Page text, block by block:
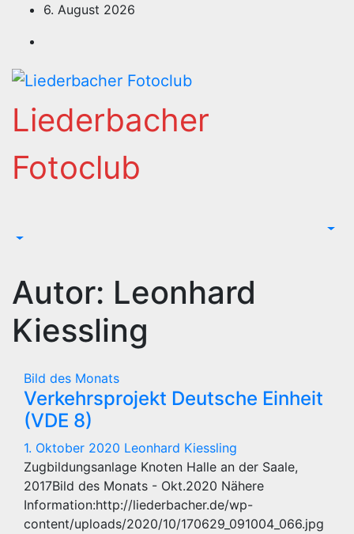
springen
6. August 2026
Liederbacher
Fotoclub
Autor: Leonhard
Kiessling
Bild des Monats
Verkehrsprojekt Deutsche Einheit
(VDE 8)
1. Oktober 2020 Leonhard Kiessling
Zugbildungsanlage Knoten Halle an der Saale,
2017Bild des Monats - Okt.2020 Nähere
Information:http://liederbacher.de/wp-
content/uploads/2020/10/170629_091004_066.jpg